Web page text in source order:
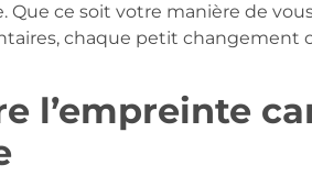
Que ce soit votre manière de
chaque petit changement
l’empreinte